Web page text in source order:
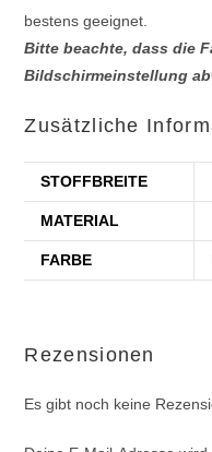
bestens geeignet.
Bitte beachte, dass die
Bildschirmeinstellung
Zusätzliche
STOFFBREITE
MATERIAL
FARBE
Rezensionen
Es gibt noch keine